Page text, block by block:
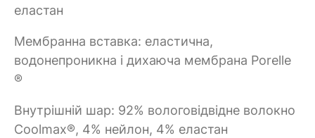
еластан
Мембранна вставка: еластична,
водонепроникна і дихаюча мембрана Porelle
®
Внутрішній шар: 92% вологовідвідне волокно
Coolmax®, 4% нейлон, 4% еластан